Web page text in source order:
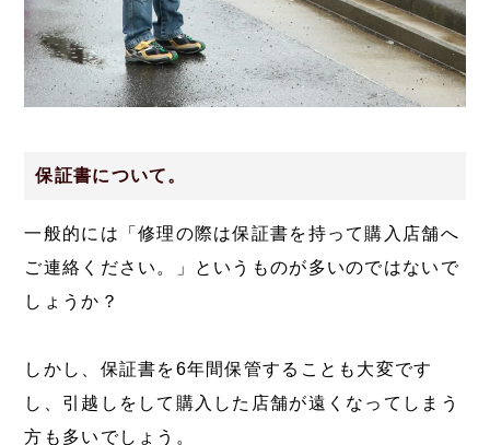
保証書について。
一般的には「修理の際は保証書を持って購入店舗へ
ご連絡ください。」というものが多いのではないで
しょうか？
しかし、保証書を6年間保管することも大変です
し、引越しをして購入した店舗が遠くなってしまう
方も多いでしょう。